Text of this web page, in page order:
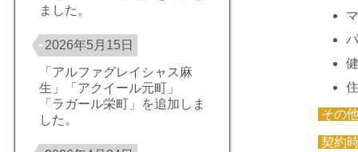
その
契約
ました。
2026年5月15日
「アルファグレイシャス麻
生」「アクイール元町」
「ラガール栄町」を追加しま
した。